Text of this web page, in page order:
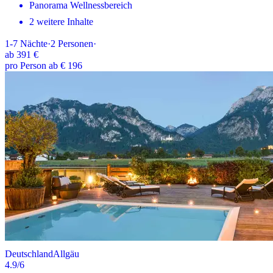
Panorama Wellnessbereich
2 weitere Inhalte
1-7 Nächte·2 Personen·
ab 391 €
pro Person ab € 196
DeutschlandAllgäu
4.9/6